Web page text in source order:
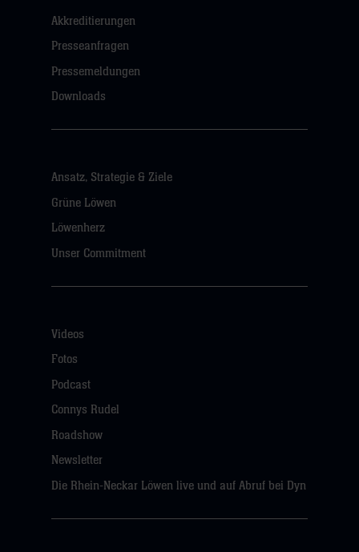
Akkreditierungen
Presseanfragen
Pressemeldungen
Downloads
Ansatz, Strategie & Ziele
Grüne Löwen
Löwenherz
Unser Commitment
Videos
Fotos
Podcast
Connys Rudel
Roadshow
Newsletter
Die Rhein-Neckar Löwen live und auf Abruf bei Dyn